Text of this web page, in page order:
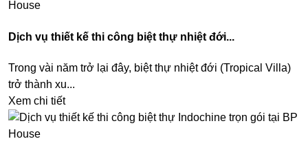
Dịch vụ thiết kế thi công biệt thự nhiệt đới...
Trong vài năm trở lại đây, biệt thự nhiệt đới (Tropical Villa)
trở thành xu...
Xem chi tiết